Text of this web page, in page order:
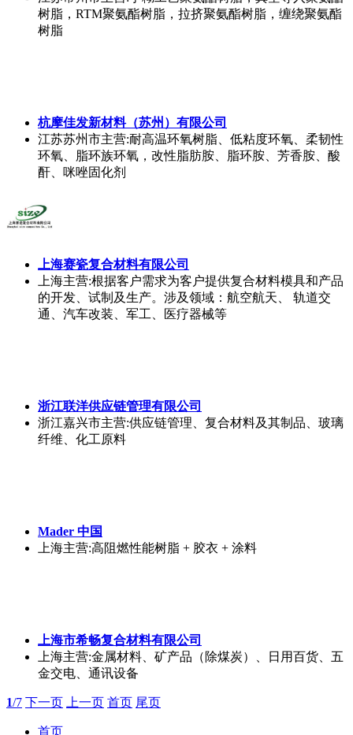
树脂，RTM聚氨酯树脂，拉挤聚氨酯树脂，缠绕聚氨酯
树脂
杭摩佳发新材料（苏州）有限公司
江苏苏州市主营:耐高温环氧树脂、低粘度环氧、柔韧性
环氧、脂环族环氧，改性脂肪胺、脂环胺、芳香胺、酸
酐、咪唑固化剂
上海赛瓷复合材料有限公司
上海主营:根据客户需求为客户提供复合材料模具和产品
的开发、试制及生产。涉及领域：航空航天、 轨道交
通、汽车改装、军工、医疗器械等
浙江联洋供应链管理有限公司
浙江嘉兴市主营:供应链管理、复合材料及其制品、玻璃
纤维、化工原料
Mader 中国
上海主营:高阻燃性能树脂 + 胶衣 + 涂料
上海市希畅复合材料有限公司
上海主营:金属材料、矿产品（除煤炭）、日用百货、五
金交电、通讯设备
1/7 下一页 上一页 首页 尾页
首页